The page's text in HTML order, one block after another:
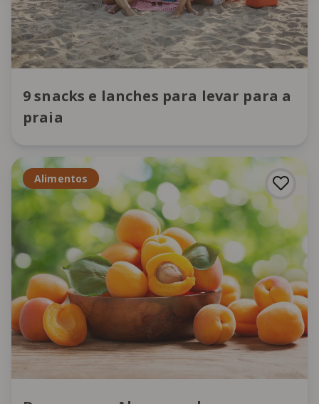
9 snacks e lanches para levar para a
praia
Alimentos